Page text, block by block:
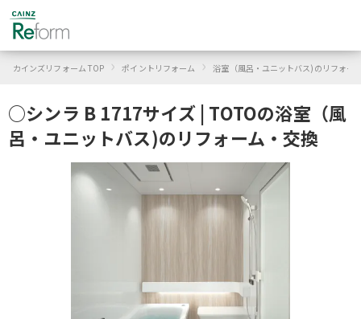
カインズリフォーム TOP › ポイントリフォーム › 浴室（風呂・ユニットバス)のリフォー
○シンラ B 1717サイズ | TOTOの浴室（風
呂・ユニットバス)のリフォーム・交換